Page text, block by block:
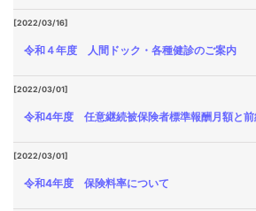
[2022/03/16]
令和４年度 人間ドック・各種健診のご案内
[2022/03/01]
令和4年度 任意継続被保険者標準報酬月額と前
[2022/03/01]
令和4年度 保険料率について